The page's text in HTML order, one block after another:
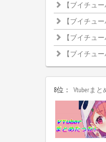
【ブイチュ
【ブイチューバ
【ブイチュ
【ブイチュ
8位： Vtuberまと